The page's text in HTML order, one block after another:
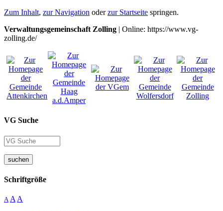
Zum Inhalt, zur Navigation oderzur Startseite springen.
Verwaltungsgemeinschaft Zolling | Online: https://www.vg-
zolling.de/
VG Suche
suchen
Schriftgröße
A A A